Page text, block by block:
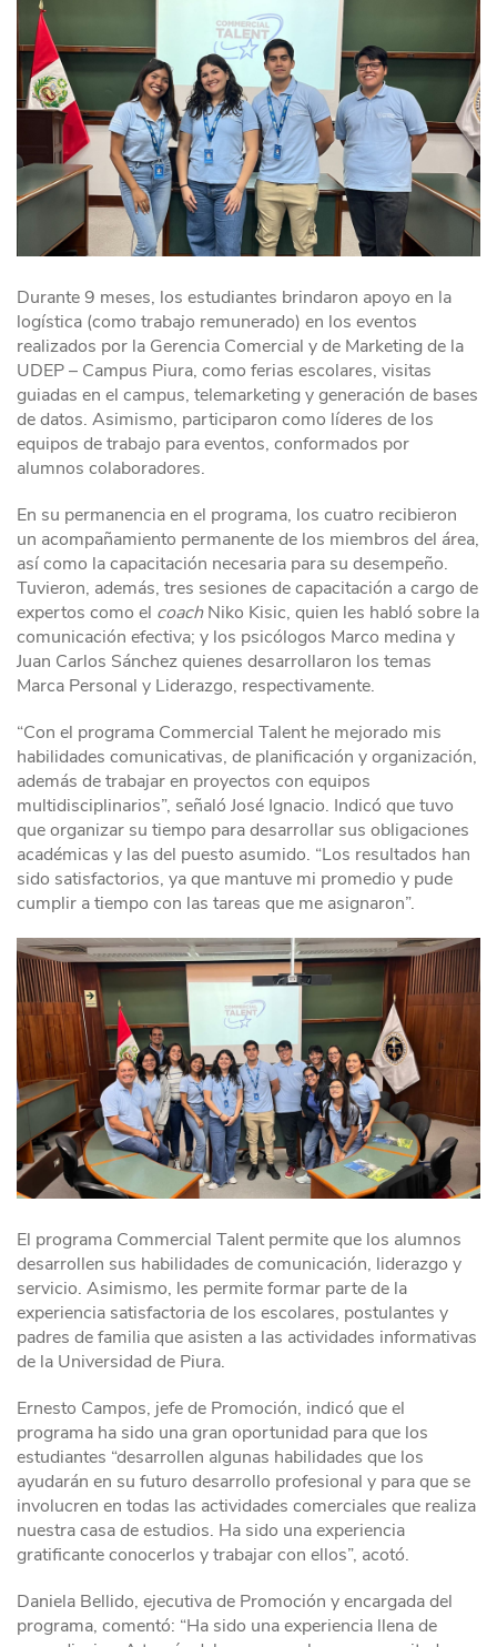
Durante 9 meses, los estudiantes brindaron apoyo en la
logística (como trabajo remunerado) en los eventos
realizados por la Gerencia Comercial y de Marketing de la
UDEP – Campus Piura, como ferias escolares, visitas
guiadas en el campus, telemarketing y generación de bases
de datos. Asimismo, participaron como líderes de los
equipos de trabajo para eventos, conformados por
alumnos colaboradores.
En su permanencia en el programa, los cuatro recibieron
un acompañamiento permanente de los miembros del área,
así como la capacitación necesaria para su desempeño.
Tuvieron, además, tres sesiones de capacitación a cargo de
expertos como el coachNiko Kisic, quien les habló sobre la
comunicación efectiva; y los psicólogos Marco medina y
Juan Carlos Sánchez quienes desarrollaron los temas
Marca Personal y Liderazgo, respectivamente.
“Con el programa Commercial Talent he mejorado mis
habilidades comunicativas, de planificación y organización,
además de trabajar en proyectos con equipos
multidisciplinarios”, señaló José Ignacio. Indicó que tuvo
que organizar su tiempo para desarrollar sus obligaciones
académicas y las del puesto asumido. “Los resultados han
sido satisfactorios, ya que mantuve mi promedio y pude
cumplir a tiempo con las tareas que me asignaron”.
El programa Commercial Talent permite que los alumnos
desarrollen sus habilidades de comunicación, liderazgo y
servicio. Asimismo, les permite formar parte de la
experiencia satisfactoria de los escolares, postulantes y
padres de familia que asisten a las actividades informativas
de la Universidad de Piura.
Ernesto Campos, jefe de Promoción, indicó que el
programa ha sido una gran oportunidad para que los
estudiantes “desarrollen algunas habilidades que los
ayudarán en su futuro desarrollo profesional y para que se
involucren en todas las actividades comerciales que realiza
nuestra casa de estudios. Ha sido una experiencia
gratificante conocerlos y trabajar con ellos”, acotó.
Daniela Bellido, ejecutiva de Promoción y encargada del
programa, comentó: “Ha sido una experiencia llena de